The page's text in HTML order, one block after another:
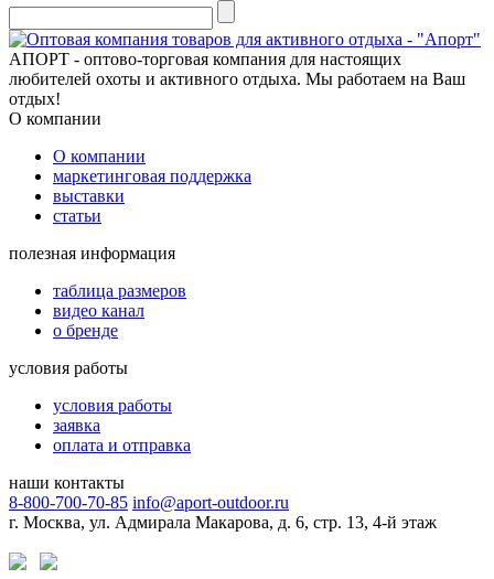
АПОРТ - оптово-торговая компания для настоящих
любителей охоты и активного отдыха. Мы работаем на Ваш
отдых!
О компании
О компании
маркетинговая поддержка
выставки
статьи
полезная информация
таблица размеров
видео канал
о бренде
условия работы
условия работы
заявка
оплата и отправка
наши контакты
8-800-700-70-85 info@aport-outdoor.ru
г. Москва, ул. Адмирала Макарова, д. 6, стр. 13, 4-й этаж